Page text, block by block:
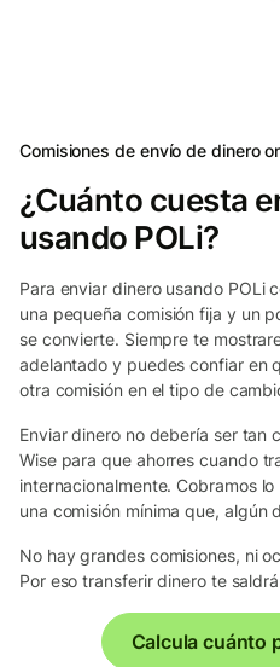
Comisiones de envío de dinero
¿Cuánto cuesta
usando POLi?
Para enviar dinero usando POLi
una pequeña comisión fija y un
se convierte. Siempre te
adelantado y puedes confiar en
otra comisión en el tipo de
Enviar dinero no debería ser tan
Wise para que ahorres cuando
internacionalmente. Cobramos
una comisión mínima que, algún
No hay grandes comisiones, ni
Por eso transferir dinero te
Calcula cuánto